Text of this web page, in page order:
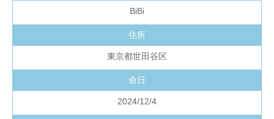
BiBi
住所
東京都世田谷区
命日
2024/12/4